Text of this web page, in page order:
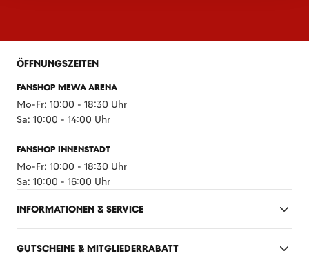
ÖFFNUNGSZEITEN
FANSHOP MEWA ARENA
Mo-Fr: 10:00 - 18:30 Uhr
Sa: 10:00 - 14:00 Uhr
FANSHOP INNENSTADT
Mo-Fr: 10:00 - 18:30 Uhr
Sa: 10:00 - 16:00 Uhr
INFORMATIONEN & SERVICE
GUTSCHEINE & MITGLIEDERRABATT